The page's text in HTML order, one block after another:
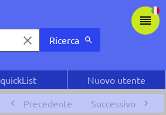
Ricerca
quickList
Nuovo utente
Precedente Successivo